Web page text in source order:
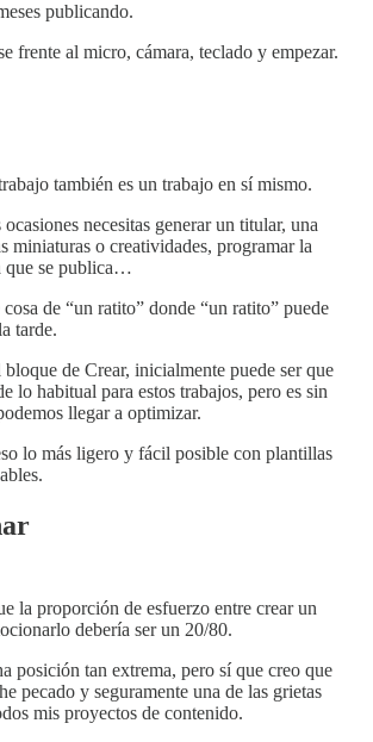
publicando.
frente al micro, cámara, teclado y empezar.
también es un trabajo en sí mismo.
necesitas generar un titular, una
miniaturas o creatividades, programar la
que se publica…
de “un ratito” donde “un ratito” puede
tarde.
de Crear, inicialmente puede ser que
lo habitual para estos trabajos, pero es sin
llegar a optimizar.
lo más ligero y fácil posible con plantillas
la proporción de esfuerzo entre crear un
debería ser un 20/80.
posición tan extrema, pero sí que creo que
pecado y seguramente una de las grietas
mis proyectos de contenido.